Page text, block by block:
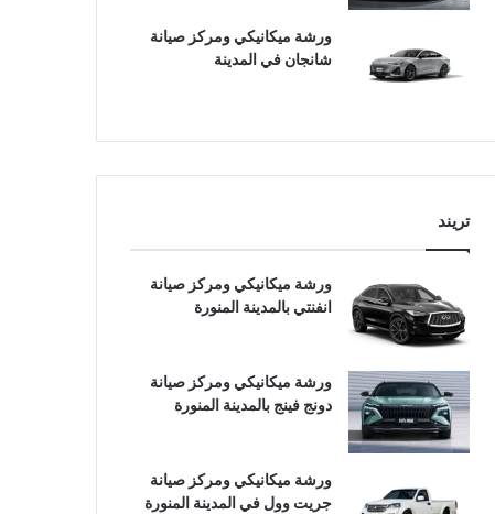
ورشة ميكانيكي ومركز صيانة
شانجان في المدينة
تريند
ورشة ميكانيكي ومركز صيانة
انفنتي بالمدينة المنورة
ورشة ميكانيكي ومركز صيانة
دونج فينج بالمدينة المنورة
ورشة ميكانيكي ومركز صيانة
جريت وول في المدينة المنورة